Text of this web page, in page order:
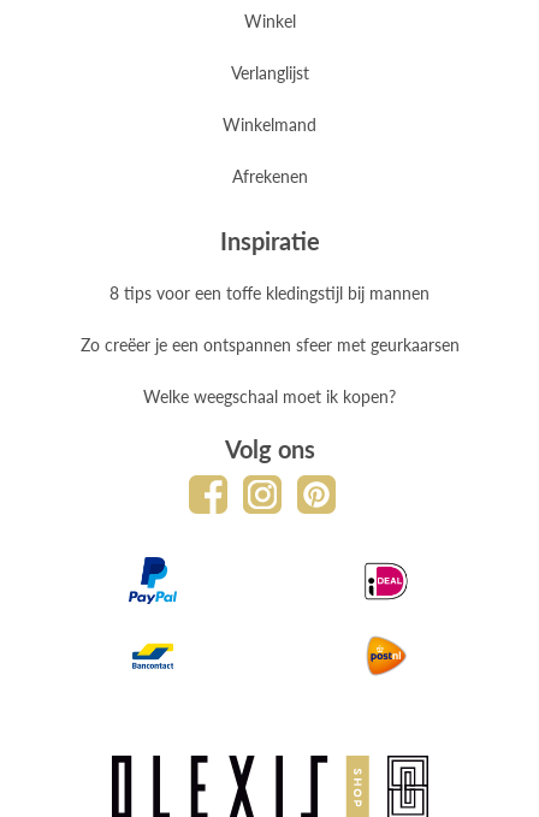
Winkel
Verlanglijst
Winkelmand
Afrekenen
Inspiratie
8 tips voor een toffe kledingstijl bij mannen
Zo creëer je een ontspannen sfeer met geurkaarsen
Welke weegschaal moet ik kopen?
Volg ons